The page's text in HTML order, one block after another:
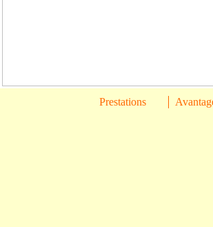
Prestations